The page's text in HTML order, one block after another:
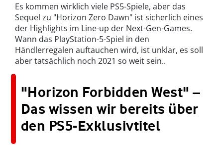
Es kommen wirklich viele PS5-Spiele, aber das
Sequel zu "Horizon Zero Dawn" ist sicherlich eines
der Highlights im Line-up der Next-Gen-Games.
Wann das PlayStation-5-Spiel in den
Händlerregalen auftauchen wird, ist unklar, es soll
aber tatsächlich noch 2021 so weit sein..
"Horizon Forbidden West" –
Das wissen wir bereits über
den PS5-Exklusivtitel